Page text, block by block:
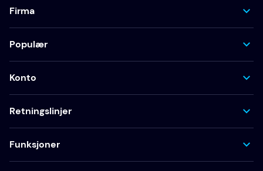
Firma
Populær
Konto
Retningslinjer
Funksjoner